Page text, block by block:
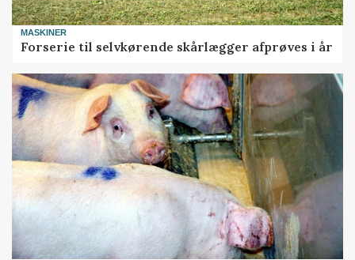
MASKINER
Forserie til selvkørende skårlægger afprøves i år